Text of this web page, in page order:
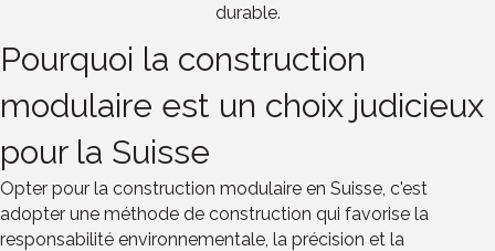
durable.
Pourquoi la construction
modulaire est un choix judicieux
pour la Suisse
Opter pour la construction modulaire en Suisse, c'est
adopter une méthode de construction qui favorise la
responsabilité environnementale, la précision et la